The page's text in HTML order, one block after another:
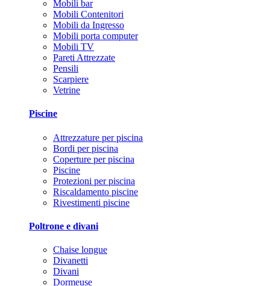
Mobili bar
Mobili Contenitori
Mobili da Ingresso
Mobili porta computer
Mobili TV
Pareti Attrezzate
Pensili
Scarpiere
Vetrine
Piscine
Attrezzature per piscina
Bordi per piscina
Coperture per piscina
Piscine
Protezioni per piscina
Riscaldamento piscine
Rivestimenti piscine
Poltrone e divani
Chaise longue
Divanetti
Divani
Dormeuse